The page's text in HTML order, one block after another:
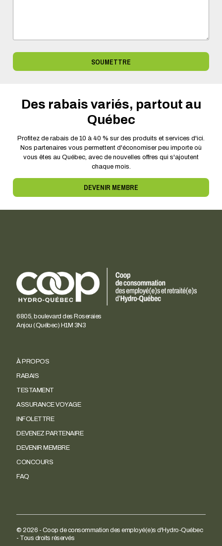
SOUMETTRE
Des rabais variés, partout au
Québec
Profitez de rabais de 10 à 40 % sur des produits et services d'ici.
Nos partenaires vous permettent d'économiser peu importe où
vous êtes au Québec, avec de nouvelles offres qui s'ajoutent
chaque mois.
DEVENIR MEMBRE
6805, boulevard des Roseraies
Anjou (Québec) H1M 3N3
À PROPOS
RABAIS
TESTAMENT
ASSURANCE VOYAGE
INFOLETTRE
DEVENEZ PARTENAIRE
DEVENIR MEMBRE
CONCOURS
FAQ
© 2026 - Coop de consommation des employé(e)s d'Hydro-Québec
- Tous droits réservés